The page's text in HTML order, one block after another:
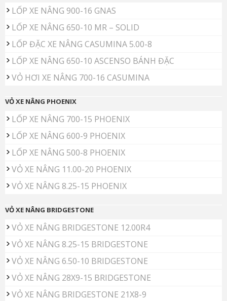
LỐP XE NÂNG 900-16 GNAS
LỐP XE NÂNG 650-10 MR – SOLID
LỐP ĐẶC XE NÂNG CASUMINA 5.00-8
LỐP XE NÂNG 650-10 ASCENSO BÁNH ĐẶC
VỎ HƠI XE NÂNG 700-16 CASUMINA
VỎ XE NÂNG PHOENIX
LỐP XE NÂNG 700-15 PHOENIX
LỐP XE NÂNG 600-9 PHOENIX
LỐP XE NÂNG 500-8 PHOENIX
VỎ XE NÂNG 11.00-20 PHOENIX
VỎ XE NÂNG 8.25-15 PHOENIX
VỎ XE NÂNG BRIDGESTONE
VỎ XE NÂNG BRIDGESTONE 12.00R4
VỎ XE NÂNG 8.25-15 BRIDGESTONE
VỎ XE NÂNG 6.50-10 BRIDGESTONE
VỎ XE NÂNG 28X9-15 BRIDGESTONE
VỎ XE NÂNG BRIDGESTONE 21X8-9